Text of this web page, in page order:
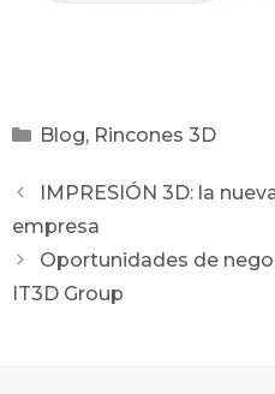
Blog, Rincones 3D
IMPRESIÓN 3D: la
empresa
Oportunidades de
IT3D Group